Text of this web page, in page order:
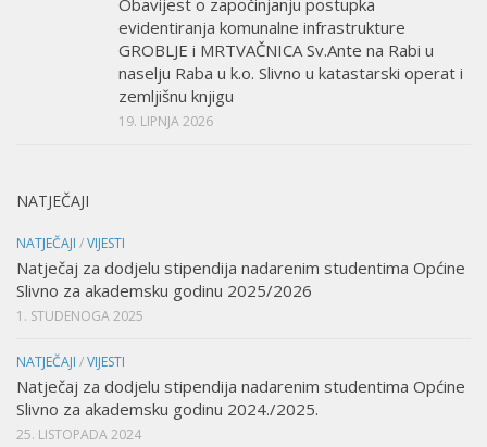
evidentiranja komunalne infrastrukture
GROBLJE i MRTVAČNICA Sv.Ante na Rabi u
naselju Raba u k.o. Slivno u katastarski operat i
zemljišnu knjigu
19. LIPNJA 2026
NATJEČAJI
NATJEČAJI /VIJESTI
Natječaj za dodjelu stipendija nadarenim studentima Općine
Slivno za akademsku godinu 2025/2026
1. STUDENOGA 2025
NATJEČAJI /VIJESTI
Natječaj za dodjelu stipendija nadarenim studentima Općine
Slivno za akademsku godinu 2024./2025.
25. LISTOPADA 2024